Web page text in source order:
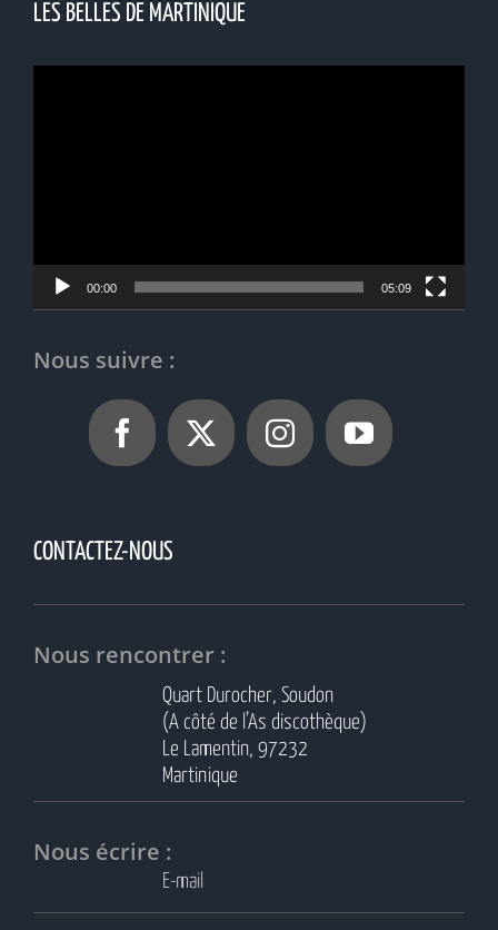
LES BELLES DE MARTINIQUE
00:00 05:09
Nous suivre :
CONTACTEZ-NOUS
Nous rencontrer :
Quart Durocher, Soudon
(A côté de l’As discothèque)
Le Lamentin, 97232
Martinique
Nous écrire :
E-mail